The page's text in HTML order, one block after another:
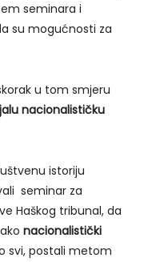
seminara i
su mogućnosti za
u tom smjeru
nacionalističku
istoriju
seminar za
Haškog tribunal, da
nacionalistički
svi, postali metom